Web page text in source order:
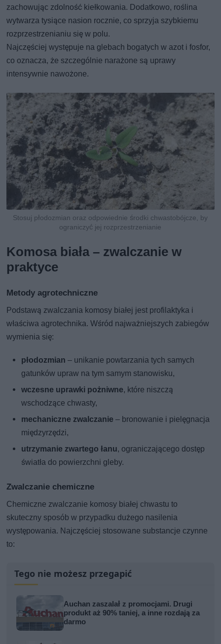
zachowując zdolność kiełkowania. Dodatkowo, roślina
wytwarza tysiące nasion rocznie, co sprzyja szybkiemu
rozprzestrzenianiu się w polu.
Najczęściej występuje na glebach bogatych w azot i fosfor,
co oznacza, że szczególnie narażone są uprawy
intensywnie nawożone.
Stosuj płodozmian oraz odpowiednie środki chwastobójcze, by
ograniczyć jej rozprzestrzenianie
Komosa biała – zwalczanie w
praktyce
Metody agrotechniczne
Podstawą zwalczania komosy białej jest profilaktyka i
właściwa agrotechnika. Wśród najważniejszych zabiegów
wymienia się:
płodozmian – unikanie powtarzania tych samych
gatunków upraw na tym samym stanowisku,
wczesne uprawki pożniwne, które niszczą
wschodzące chwasty,
mechaniczne zwalczanie – bronowanie i pielęgnacja
międzyrzędzi,
utrzymanie zwartego łanu, ograniczającego dostęp
światła do powierzchni gleby.
Zwalczanie chemiczne
Chemiczne zwalczanie komosy białej chwastu to
skuteczny sposób w przypadku dużego nasilenia
występowania. Najczęściej stosowane substancje czynne
to:
Tego nie możesz przegapić
Auchan zaszalał z promocjami. Drugi
produkt aż 90% taniej, a inne rozdają za
darmo